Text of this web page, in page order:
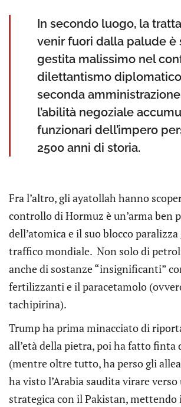
In secondo luogo, la
venir fuori dalla palude è
gestita malissimo nel
dilettantismo
seconda
l’abilità negoziale
funzionari dell’impero
2500 anni di storia.
Fra l’altro, gli ayatollah hanno
controllo di Hormuz è un’arma ben
dell’atomica e il suo blocco
traffico mondiale. Non solo di
anche di sostanze “insignificanti”
fertilizzanti e il paracetamolo
tachipirina).
Trump ha prima minacciato di
all’età della pietra, poi ha fatto finta
(mentre oltre tutto, ha perso gli
ha visto l’Arabia saudita virare verso
strategica con il Pakistan, mettendo